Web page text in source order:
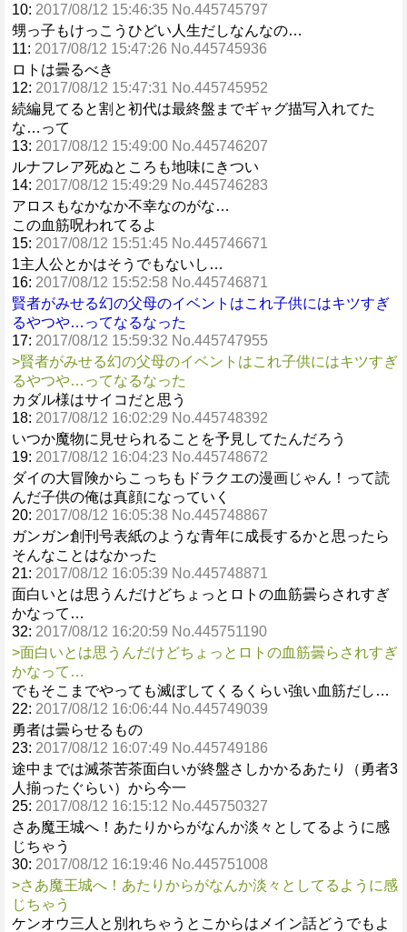
10: 2017/08/12 15:46:35 No.445745797
甥っ子もけっこうひどい人生だしなんなの…
11: 2017/08/12 15:47:26 No.445745936
ロトは曇るべき
12: 2017/08/12 15:47:31 No.445745952
続編見てると割と初代は最終盤までギャグ描写入れてた
な…って
13: 2017/08/12 15:49:00 No.445746207
ルナフレア死ぬところも地味にきつい
14: 2017/08/12 15:49:29 No.445746283
アロスもなかなか不幸なのがな…
この血筋呪われてるよ
15: 2017/08/12 15:51:45 No.445746671
1主人公とかはそうでもないし…
16: 2017/08/12 15:52:58 No.445746871
賢者がみせる幻の父母のイベントはこれ子供にはキツすぎ
るやつや…ってなるなった
17: 2017/08/12 15:59:32 No.445747955
>賢者がみせる幻の父母のイベントはこれ子供にはキツすぎ
るやつや…ってなるなった
カダル様はサイコだと思う
18: 2017/08/12 16:02:29 No.445748392
いつか魔物に見せられることを予見してたんだろう
19: 2017/08/12 16:04:23 No.445748672
ダイの大冒険からこっちもドラクエの漫画じゃん！って読
んだ子供の俺は真顔になっていく
20: 2017/08/12 16:05:38 No.445748867
ガンガン創刊号表紙のような青年に成長するかと思ったら
そんなことはなかった
21: 2017/08/12 16:05:39 No.445748871
面白いとは思うんだけどちょっとロトの血筋曇らされすぎ
かなって…
32: 2017/08/12 16:20:59 No.445751190
>面白いとは思うんだけどちょっとロトの血筋曇らされすぎ
かなって…
でもそこまでやっても滅ぼしてくるくらい強い血筋だし…
22: 2017/08/12 16:06:44 No.445749039
勇者は曇らせるもの
23: 2017/08/12 16:07:49 No.445749186
途中までは滅茶苦茶面白いが終盤さしかかるあたり（勇者3
人揃ったぐらい）から今一
25: 2017/08/12 16:15:12 No.445750327
さあ魔王城へ！あたりからがなんか淡々としてるように感
じちゃう
30: 2017/08/12 16:19:46 No.445751008
>さあ魔王城へ！あたりからがなんか淡々としてるように感
じちゃう
ケンオウ三人と別れちゃうとこからはメイン話どうでもよ